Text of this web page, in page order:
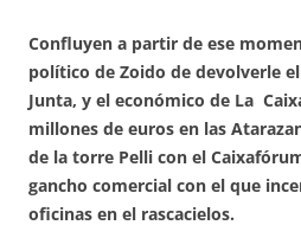
Confluyen a partir de ese
político de Zoido de devolverle
Junta, y el económico de La
millones de euros en las
de la torre Pelli con el
gancho comercial con el que
oficinas en el rascacielos.